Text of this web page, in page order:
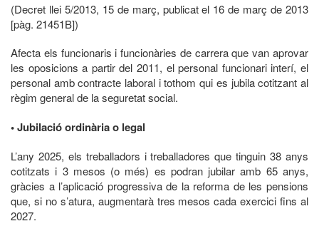
(Decret llei 5/2013, 15 de març, publicat el 16 de març de 2013
[pàg. 21451B])
Afecta els funcionaris i funcionàries de carrera que van aprovar
les oposicions a partir del 2011, el personal funcionari interí, el
personal amb contracte laboral i tothom qui es jubila cotitzant al
règim general de la seguretat social.
• Jubilació ordinària o legal
L’any 2025, els treballadors i treballadores que tinguin 38 anys
cotitzats i 3 mesos (o més) es podran jubilar amb 65 anys,
gràcies a l’aplicació progressiva de la reforma de les pensions
que, si no s’atura, augmentarà tres mesos cada exercici fins al
2027.